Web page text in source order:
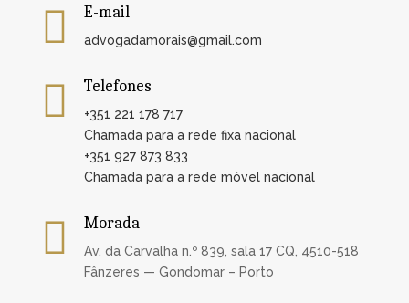
 E-mail
advogadamorais@gmail.com
 Telefones
+351 221 178 717
Chamada para a rede fixa nacional
+351 927 873 833
Chamada para a rede móvel nacional
 Morada
Av. da Carvalha n.º 839, sala 17 CQ, 4510-518
Fânzeres — Gondomar – Porto